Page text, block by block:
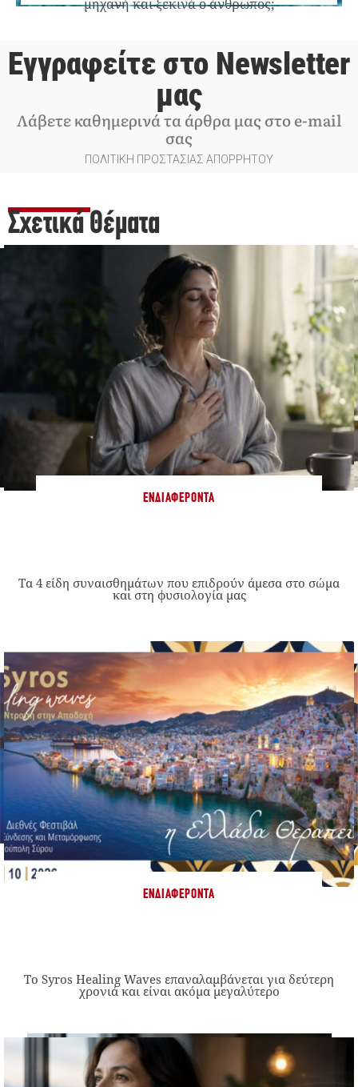
μηχανή και ξεκινά ο άνθρωπος;
Εγγραφείτε στο Newsletter
μας
Λάβετε καθημερινά τα άρθρα μας στο e-mail
σας
ΠΟΛΙΤΙΚΗ ΠΡΟΣΤΑΣΙΑΣ ΑΠΟΡΡΗΤΟΥ
Σχετικά Θέματα
ΕΝΔΙΑΦΈΡΟΝΤΑ
Τα 4 είδη συναισθημάτων που επιδρούν άμεσα στο σώμα
και στη φυσιολογία μας
ΕΝΔΙΑΦΈΡΟΝΤΑ
Το Syros Healing Waves επαναλαμβάνεται για δεύτερη
χρονιά και είναι ακόμα μεγαλύτερο